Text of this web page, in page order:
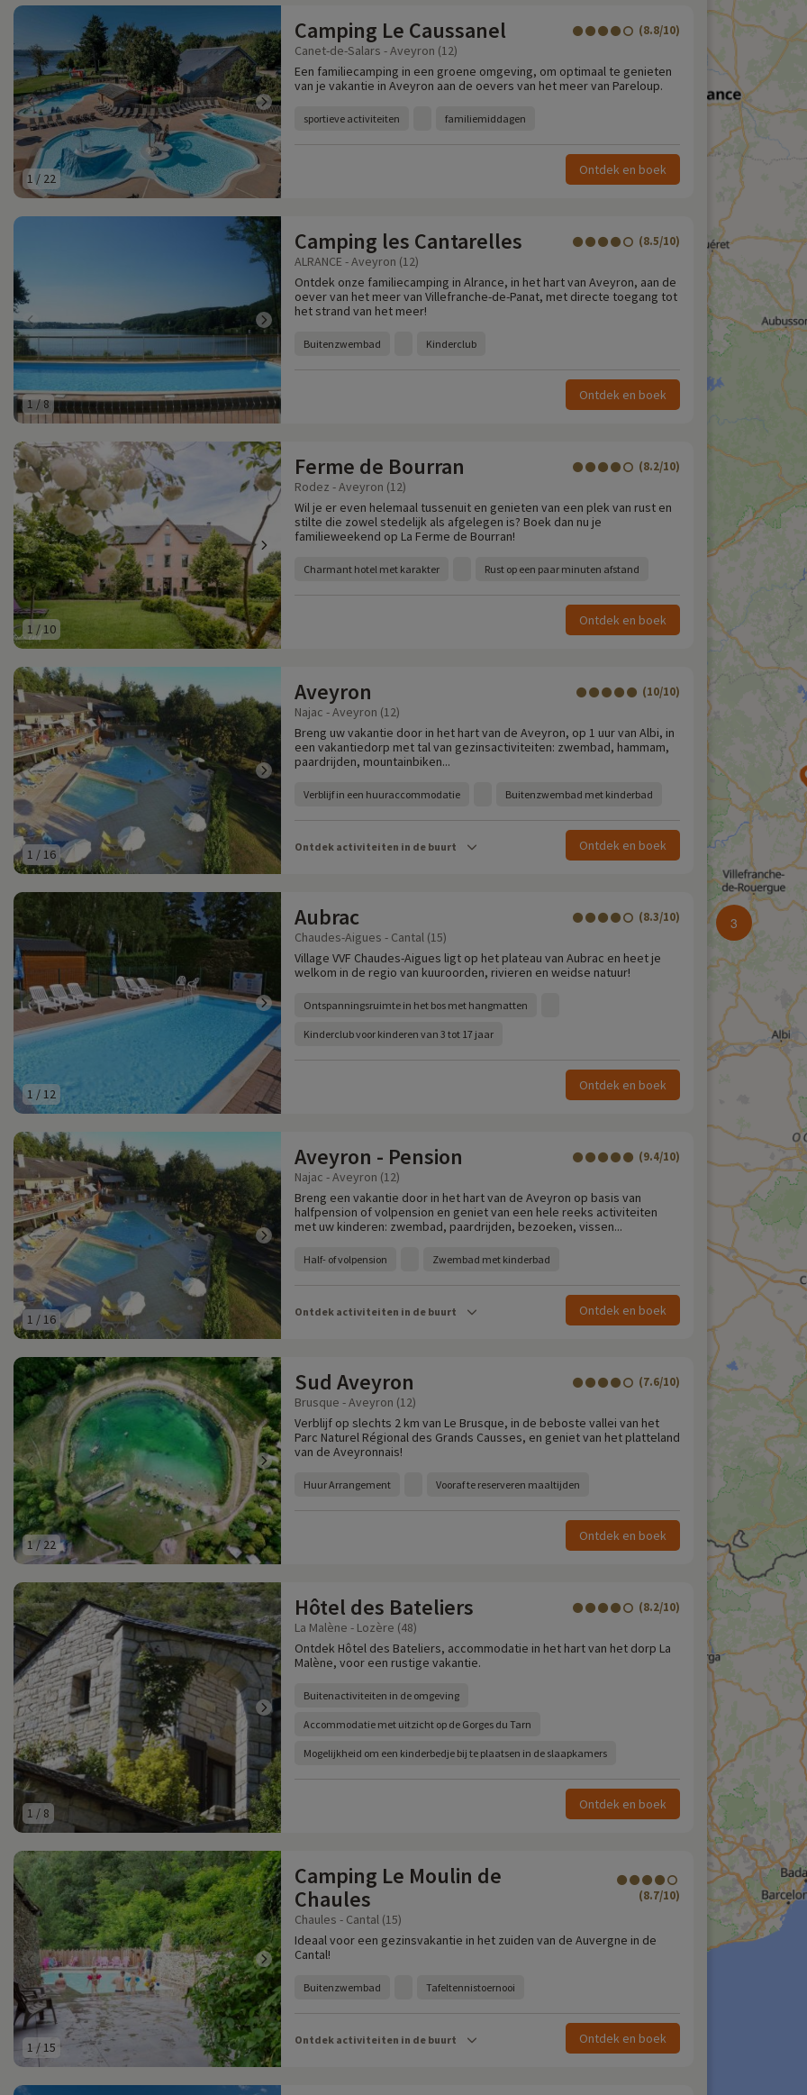
1 / 22
Camping Le Caussanel (8.8/10)
Canet-de-Salars - Aveyron (12)
Een familiecamping in een groene omgeving, om optimaal te genieten
van je vakantie in Aveyron aan de oevers van het meer van Pareloup.
sportieve activiteiten familiemiddagen
Ontdek en boek
1/8
Camping les Cantarelles (8.5/10)
ALRANCE - Aveyron (12)
Ontdek onze familiecamping in Alrance, in het hart van Aveyron, aan de
oever van het meer van Villefranche-de-Panat, met directe toegang tot
het strand van het meer!
Buitenzwembad Kinderclub
Ontdek en boek
1 /10
Ferme de Bourran (8.2/10)
Rodez - Aveyron (12)
Wil je er even helemaal tussenuit en genieten van een plek van rust en
stilte die zowel stedelijk als afgelegen is? Boek dan nu je
familieweekend op La Ferme de Bourran!
Charmant hotel met karakter Rust op een paar minuten afstand
Ontdek en boek
1 /16
Aveyron (10/10)
Najac - Aveyron (12)
Breng uw vakantie door in het hart van de Aveyron, op 1 uur van Albi, in
een vakantiedorp met tal van gezinsactiviteiten: zwembad, hammam,
paardrijden, mountainbiken...
Verblijf in een huuraccommodatie Buitenzwembad met kinderbad
Ontdek activiteiten in de buurt Ontdek en boek
1 /12
Aubrac (8.3/10)
Chaudes-Aigues - Cantal (15)
Village VVF Chaudes-Aigues ligt op het plateau van Aubrac en heet je
welkom in de regio van kuuroorden, rivieren en weidse natuur!
Ontspanningsruimte in het bos met hangmatten
Kinderclub voor kinderen van 3 tot 17 jaar
Ontdek en boek
1 /16
Aveyron - Pension (9.4/10)
Najac - Aveyron (12)
Breng een vakantie door in het hart van de Aveyron op basis van
halfpension of volpension en geniet van een hele reeks activiteiten
met uw kinderen: zwembad, paardrijden, bezoeken, vissen...
Half- of volpension Zwembad met kinderbad
Ontdek activiteiten in de buurt Ontdek en boek
1 / 22
Sud Aveyron (7.6/10)
Brusque - Aveyron (12)
Verblijf op slechts 2 km van Le Brusque, in de beboste vallei van het
Parc Naturel Régional des Grands Causses, en geniet van het platteland
van de Aveyronnais!
Huur Arrangement Vooraf te reserveren maaltijden
Ontdek en boek
1 / 8
Hôtel des Bateliers (8.2/10)
La Malène - Lozère (48)
Ontdek Hôtel des Bateliers, accommodatie in het hart van het dorp La
Malène, voor een rustige vakantie.
Buitenactiviteiten in de omgeving
Accommodatie met uitzicht op de Gorges du Tarn
Mogelijkheid om een kinderbedje bij te plaatsen in de slaapkamers
Ontdek en boek
1 / 15
Camping Le Moulin de
Chaules
(8.7/10)
Chaules - Cantal (15)
Ideaal voor een gezinsvakantie in het zuiden van de Auvergne in de
Cantal!
Buitenzwembad Tafeltennistoernooi
Ontdek activiteiten in de buurt Ontdek en boek
3